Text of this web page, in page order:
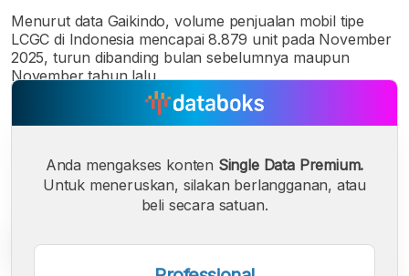
Menurut data Gaikindo, volume penjualan mobil tipe
LCGC di Indonesia mencapai 8.879 unit pada November
2025, turun dibanding bulan sebelumnya maupun
November tahun lalu.
Anda mengakses konten Single Data Premium.
Untuk meneruskan, silakan berlangganan, atau
beli secara satuan.